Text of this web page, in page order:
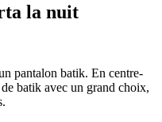
la nuit
pantalon batik. En centre-
batik avec un grand choix,